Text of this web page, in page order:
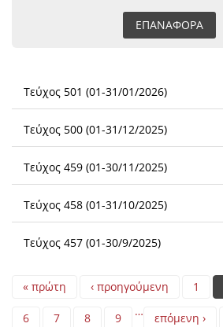
Τεύχος 501 (01-31/01/2026)
Τεύχος 500 (01-31/12/2025)
Τεύχος 459 (01-30/11/2025)
Τεύχος 458 (01-31/10/2025)
Τεύχος 457 (01-30/9/2025)
Pages
« πρώτη ‹ προηγούμενη 1
6 7 8 9 … επόμενη ›